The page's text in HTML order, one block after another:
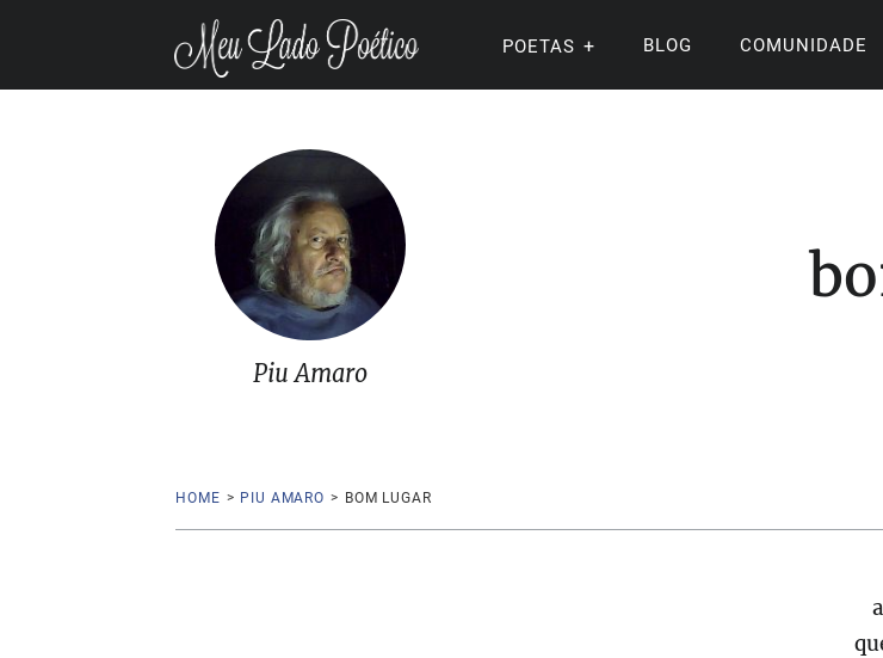
POETAS BLOG COMUNIDADE
Piu Amaro
HOME > PIU AMARO > BOM LUGAR